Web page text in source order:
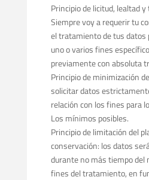
Principio de licitud, lealtad
Siempre voy a requerir tu
el tratamiento de tus datos
uno o varios fines
previamente con absoluta
Principio de minimización
solicitar datos
relación con los fines para
Los mínimos posibles.
Principio de limitación del
conservación: los datos
durante no más tiempo del
fines del tratamiento, en